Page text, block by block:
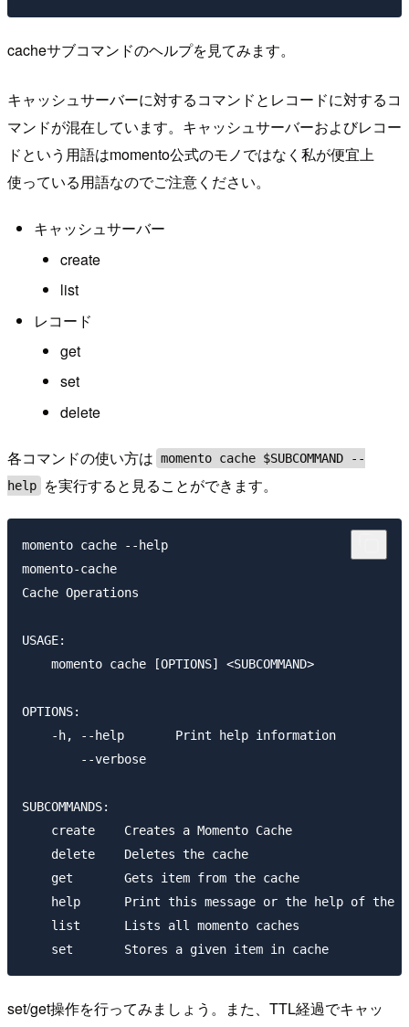
cacheサブコマンドのヘルプを見てみます。
キャッシュサーバーに対するコマンドとレコードに対するコ
マンドが混在しています。キャッシュサーバーおよびレコー
ドという用語はmomento公式のモノではなく私が便宜上
使っている用語なのでご注意ください。
キャッシュサーバー
create
list
レコード
get
set
delete
各コマンドの使い方は momento cache $SUBCOMMAND --
help
を実行すると見ることができます。
momento cache --help
momento-cache
Cache Operations
USAGE:
    momento cache [OPTIONS] <SUBCOMMAND>
OPTIONS:
    -h, --help       Print help information
        --verbose
SUBCOMMANDS:
    create    Creates a Momento Cache
    delete    Deletes the cache
    get       Gets item from the cache
help      Print this message or the help of the
    list      Lists all momento caches
set/get操作を行ってみましょう。また、TTL経過でキャッ